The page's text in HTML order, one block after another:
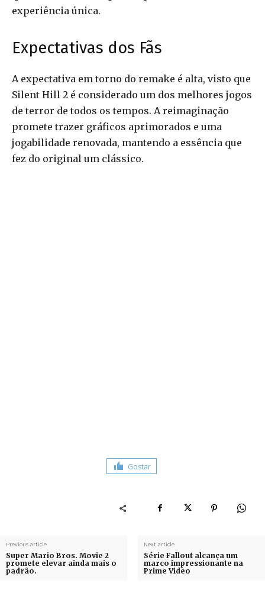
experiência única.
Expectativas dos Fãs
A expectativa em torno do remake é alta, visto que
Silent Hill 2 é considerado um dos melhores jogos
de terror de todos os tempos. A reimaginação
promete trazer gráficos aprimorados e uma
jogabilidade renovada, mantendo a essência que
fez do original um clássico.
Gostar
Previous article
Super Mario Bros. Movie 2
promete elevar ainda mais o
padrão.
Next article
Série Fallout alcança um
marco impressionante na
Prime Video